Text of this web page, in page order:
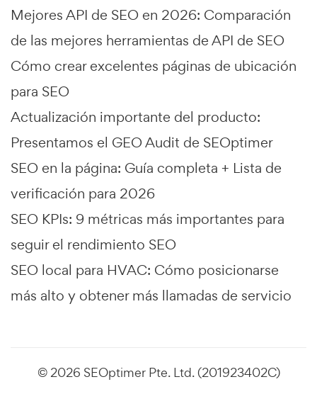
Mejores API de SEO en 2026: Comparación
de las mejores herramientas de API de SEO
Cómo crear excelentes páginas de ubicación
para SEO
Actualización importante del producto:
Presentamos el GEO Audit de SEOptimer
SEO en la página: Guía completa + Lista de
verificación para 2026
SEO KPIs: 9 métricas más importantes para
seguir el rendimiento SEO
SEO local para HVAC: Cómo posicionarse
más alto y obtener más llamadas de servicio
© 2026 SEOptimer Pte. Ltd. (201923402C)